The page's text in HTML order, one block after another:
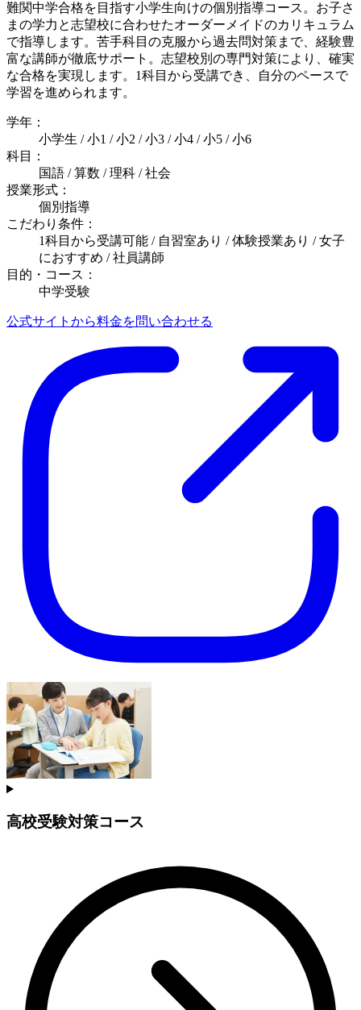
難関中学合格を目指す小学生向けの個別指導コース。お子さ
まの学力と志望校に合わせたオーダーメイドのカリキュラム
で指導します。苦手科目の克服から過去問対策まで、経験豊
富な講師が徹底サポート。志望校別の専門対策により、確実
な合格を実現します。1科目から受講でき、自分のペースで
学習を進められます。
学年：
小学生 / 小1 / 小2 / 小3 / 小4 / 小5 / 小6
科目：
国語 / 算数 / 理科 / 社会
授業形式：
個別指導
こだわり条件：
1科目から受講可能 / 自習室あり / 体験授業あり / 女子
におすすめ / 社員講師
目的・コース：
中学受験
公式サイトから料金を問い合わせる
高校受験対策コース